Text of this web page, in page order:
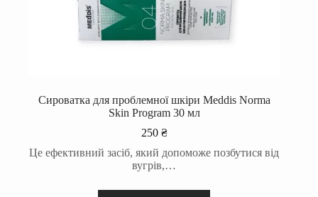
Сироватка для проблемної шкіри Meddis Norma
Skin Program 30 мл
250 ₴
Це ефективний засіб, який допоможе позбутися від
вугрів,…